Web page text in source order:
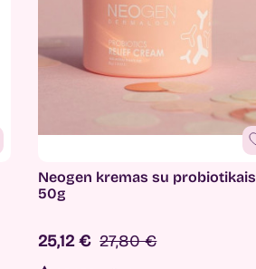
Neogen kremas su probiotikais
50g
25,12 € 27,80 €